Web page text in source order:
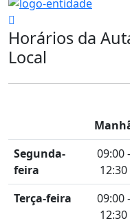
Horários da
Local
Segunda-
feira
09:00 -
12:30
Terça-feira
09:00 -
12:30